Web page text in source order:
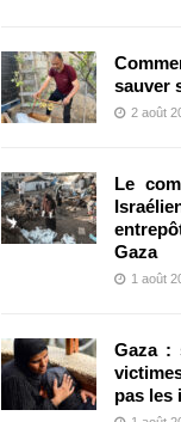
sauver
2 août
Le
Gaza
1 août
Gaza :
pas les